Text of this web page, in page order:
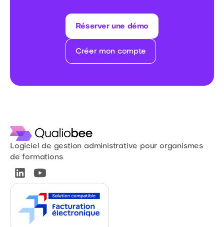
Réserver une démo
Créer mon compte
Logiciel de gestion administrative pour organismes
de formations